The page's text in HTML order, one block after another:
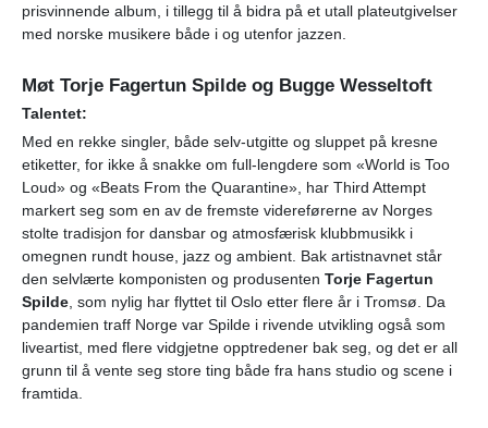
prisvinnende album, i tillegg til å bidra på et utall plateutgivelser
med norske musikere både i og utenfor jazzen.
Møt Torje Fagertun Spilde og Bugge Wesseltoft
Talentet:
Med en rekke singler, både selv-utgitte og sluppet på kresne
etiketter, for ikke å snakke om full-lengdere som «World is Too
Loud» og «Beats From the Quarantine», har Third Attempt
markert seg som en av de fremste videreførerne av Norges
stolte tradisjon for dansbar og atmosfærisk klubbmusikk i
omegnen rundt house, jazz og ambient. Bak artistnavnet står
den selvlærte komponisten og produsenten Torje Fagertun
Spilde, som nylig har flyttet til Oslo etter flere år i Tromsø. Da
pandemien traff Norge var Spilde i rivende utvikling også som
liveartist, med flere vidgjetne opptredener bak seg, og det er all
grunn til å vente seg store ting både fra hans studio og scene i
framtida.